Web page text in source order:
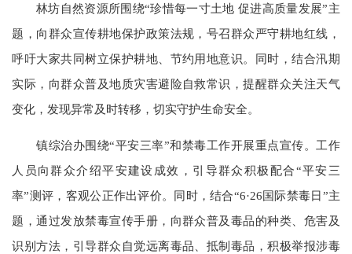
林坊自然资源所围绕“珍惜每一寸土地 促进高质量发展”主
题，向群众宣传耕地保护政策法规，号召群众严守耕地红线，
呼吁大家共同树立保护耕地、节约用地意识。同时，结合汛期
实际，向群众普及地质灾害避险自救常识，提醒群众关注天气
变化，发现异常及时转移，切实守护生命安全。
镇综治办围绕“平安三率”和禁毒工作开展重点宣传。工作
人员向群众介绍平安建设成效，引导群众积极配合“平安三
率”测评，客观公正作出评价。同时，结合“6·26国际禁毒日”主
题，通过发放禁毒宣传手册，向群众普及毒品的种类、危害及
识别方法，引导群众自觉远离毒品、抵制毒品，积极举报涉毒